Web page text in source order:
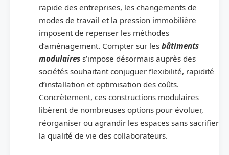
rapide des entreprises, les changements de
modes de travail et la pression immobilière
imposent de repenser les méthodes
d’aménagement. Compter sur les bâtiments
modulaires s’impose désormais auprès des
sociétés souhaitant conjuguer flexibilité, rapidité
d’installation et optimisation des coûts.
Concrètement, ces constructions modulaires
libèrent de nombreuses options pour évoluer,
réorganiser ou agrandir les espaces sans sacrifier
la qualité de vie des collaborateurs.